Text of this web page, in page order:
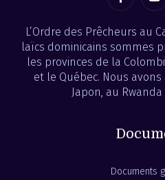
L’Ordre des Prêcheurs au
laïcs dominicains sommes
les provinces de la
et le Québec. Nous
Japon, au
Documents